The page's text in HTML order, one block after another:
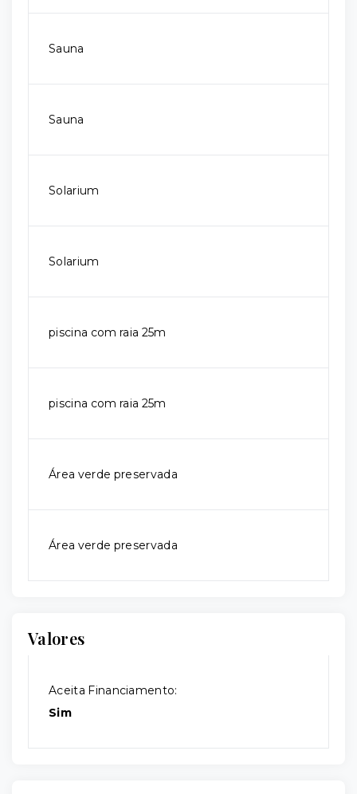
Sauna
Sauna
Solarium
Solarium
piscina com raia 25m
piscina com raia 25m
Área verde preservada
Área verde preservada
Valores
Aceita Financiamento:
Sim